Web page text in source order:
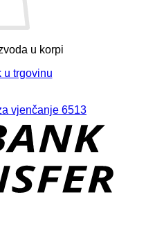
u korpi
u trgovinu